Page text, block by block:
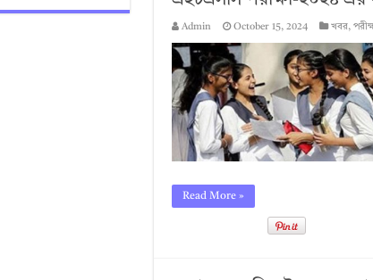
Admin October 15, 2024 খবর,
Read More »